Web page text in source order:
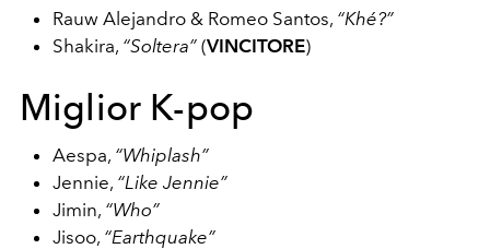
Rauw Alejandro & Romeo Santos, “Khé?”
Shakira, “Soltera” (VINCITORE)
Miglior K-pop
Aespa, “Whiplash”
Jennie, “Like Jennie”
Jimin, “Who”
Jisoo, “Earthquake”